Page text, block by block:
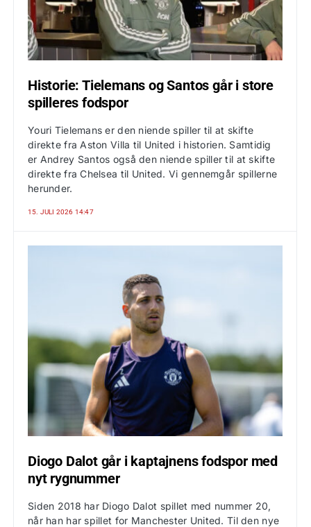
Historie: Tielemans og Santos går i store
spilleres fodspor
Youri Tielemans er den niende spiller til at skifte
direkte fra Aston Villa til United i historien. Samtidig
er Andrey Santos også den niende spiller til at skifte
direkte fra Chelsea til United. Vi gennemgår spillerne
herunder.
15. JULI 2026 14:47
Diogo Dalot går i kaptajnens fodspor med
nyt rygnummer
Siden 2018 har Diogo Dalot spillet med nummer 20,
når han har spillet for Manchester United. Til den nye